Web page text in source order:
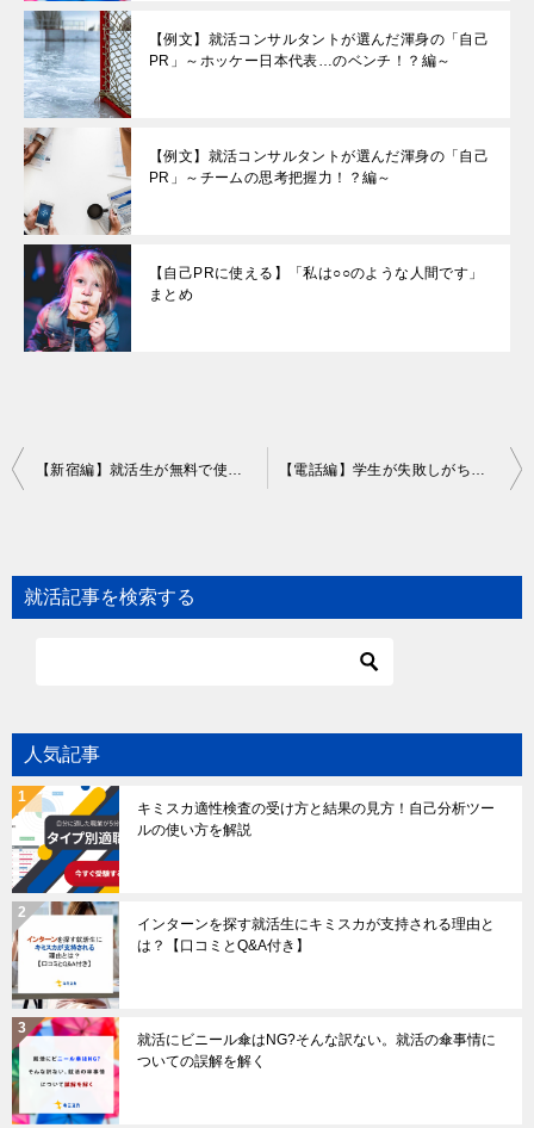
【例文】就活コンサルタントが選んだ渾身の「自己
PR」～ホッケー日本代表…のベンチ！？編～
【例文】就活コンサルタントが選んだ渾身の「自己
PR」～チームの思考把握力！？編～
【自己PRに使える】「私は○○のような人間です」
まとめ
Post
【新宿編】就活生が無料で使えるスペースまとめ 【電話編】学生が失敗しがちな『ビジネスマナー』とは？
就活記事を検索する
人気記事
キミスカ適性検査の受け方と結果の見方！自己分析ツー
ルの使い方を解説
インターンを探す就活生にキミスカが支持される理由と
は？【口コミとQ&A付き】
就活にビニール傘はNG?そんな訳ない。就活の傘事情に
ついての誤解を解く